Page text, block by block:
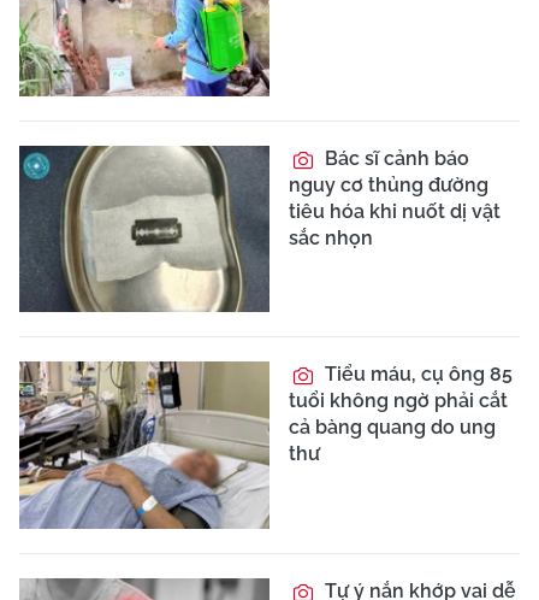
Bác sĩ cảnh báo
nguy cơ thủng đường
tiêu hóa khi nuốt dị vật
sắc nhọn
Tiểu máu, cụ ông 85
tuổi không ngờ phải cắt
cả bàng quang do ung
thư
Tự ý nắn khớp vai dễ